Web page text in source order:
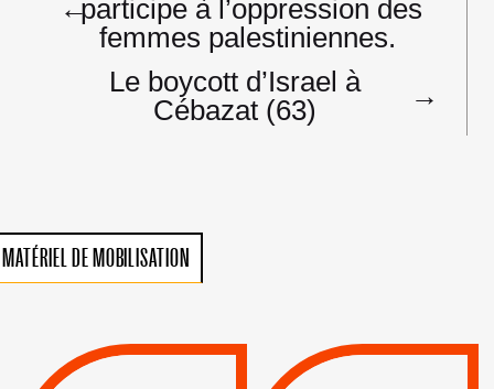
l’article
←participe à l’oppression des
femmes palestiniennes.
Le boycott d’Israel à
Cébazat (63)
→
MATÉRIEL DE MOBILISATION
VIOLATIONS DES